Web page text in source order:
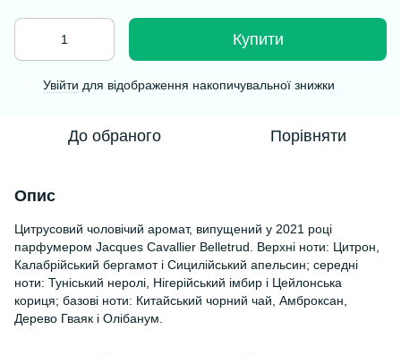
Купити
Увійти для відображення накопичувальної знижки
До обраного Порівняти
Опис
Цитрусовий чоловічий аромат, випущений у 2021 році
парфумером Jacques Cavallier Belletrud. Верхні ноти: Цитрон,
Калабрійський бергамот і Сицилійський апельсин; середні
ноти: Туніський неролі, Нігерійський імбир і Цейлонська
кориця; базові ноти: Китайський чорний чай, Амброксан,
Дерево Гваяк і Олібанум.